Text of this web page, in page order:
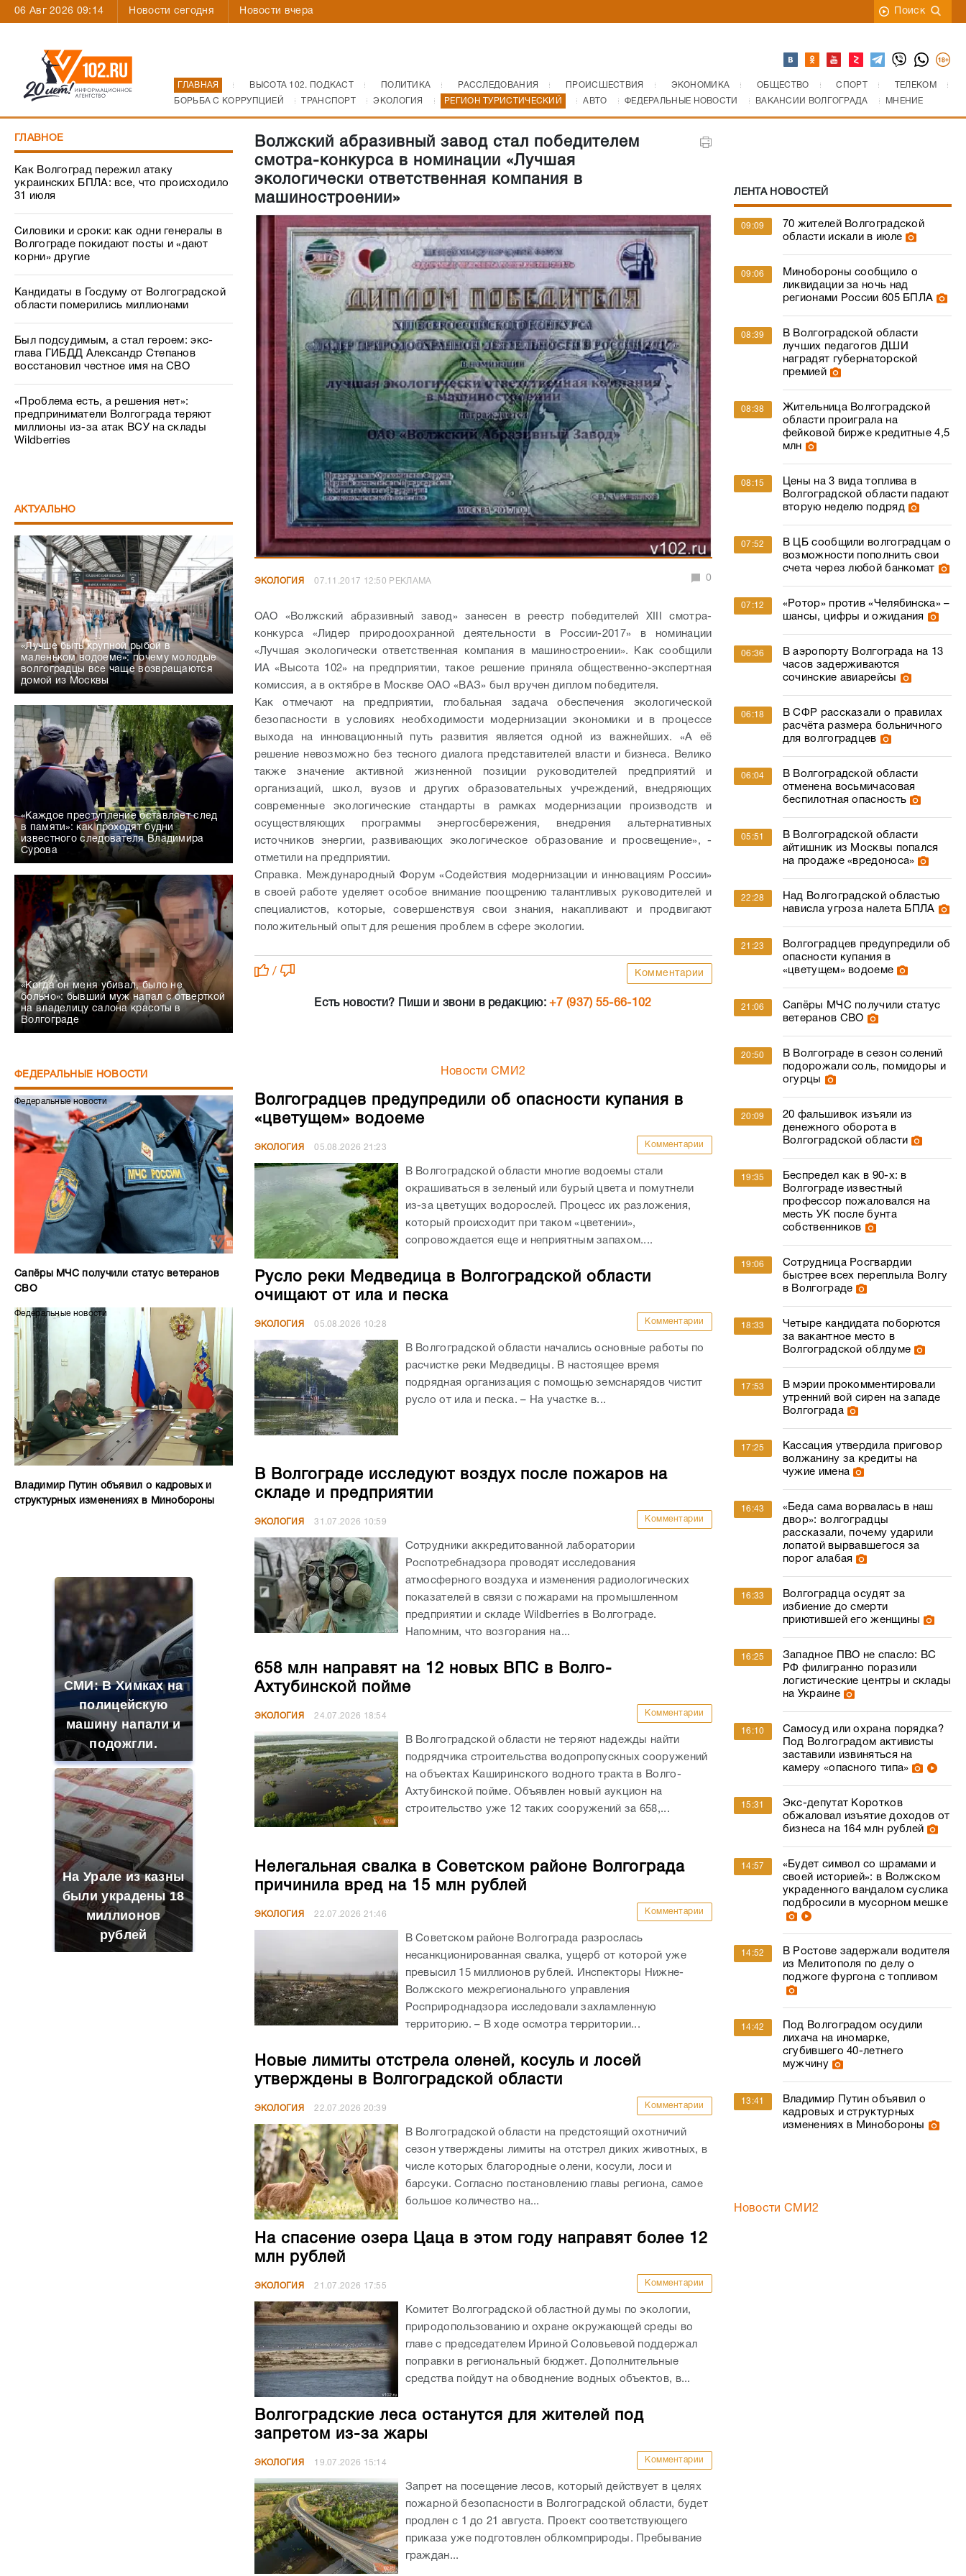
06 Авг 2026 09:14 Новости сегодня Новости вчера Поиск
ГЛАВНАЯ ВЫСОТА 102. ПОДКАСТ ПОЛИТИКА РАССЛЕДОВАНИЯ ПРОИСШЕСТВИЯ ЭКОНОМИКА ОБЩЕСТВО СПОРТ
ТЕЛЕКОМ
БОРЬБА С КОРРУПЦИЕЙ
ТРАНСПОРТ ЭКОЛОГИЯ РЕГИОН ТУРИСТИЧЕСКИЙ АВТО ФЕДЕРАЛЬНЫЕ НОВОСТИ ВАКАНСИИ ВОЛГОГРАДА МНЕНИЕ
ГЛАВНОЕ
Как Волгоград пережил атаку
украинских БПЛА: все, что происходило
31 июля
Силовики и сроки: как одни генералы в
Волгограде покидают посты и «дают
корни» другие
Кандидаты в Госдуму от Волгоградской
области померились миллионами
Был подсудимым, а стал героем: экс-
глава ГИБДД Александр Степанов
восстановил честное имя на СВО
«Проблема есть, а решения нет»:
предприниматели Волгограда теряют
миллионы из-за атак ВСУ на склады
Wildberries
АКТУАЛЬНО
«Лучше быть крупной рыбой в
маленьком водоеме»: почему молодые
волгоградцы все чаще возвращаются
домой из Москвы
«Каждое преступление оставляет след
в памяти»: как проходят будни
известного следователя Владимира
Сурова
«Когда он меня убивал, было не
больно»: бывший муж напал с отверткой
на владелицу салона красоты в
Волгограде
ФЕДЕРАЛЬНЫЕ НОВОСТИ
Федеральные новости
Сапёры МЧС получили статус ветеранов
СВО
Федеральные новости
Владимир Путин объявил о кадровых и
структурных изменениях в Минобороны
СМИ: В Химках на
полицейскую
машину напали и
подожгли.
На Урале из казны
были украдены 18
миллионов
рублей
Волжский абразивный завод стал победителем
смотра-конкурса в номинации «Лучшая
экологически ответственная компания в
машиностроении»
ЭКОЛОГИЯ 07.11.2017 12:50 РЕКЛАМА 0
ОАО «Волжский абразивный завод» занесен в реестр победителей XIII смотра-
конкурса «Лидер природоохранной деятельности в России-2017» в номинации
«Лучшая экологически ответственная компания в машиностроении». Как сообщили
ИА «Высота 102» на предприятии, такое решение приняла общественно-экспертная
комиссия, а в октябре в Москве ОАО «ВАЗ» был вручен диплом победителя.
Как отмечают на предприятии, глобальная задача обеспечения экологической
безопасности в условиях необходимости модернизации экономики и в процессе
выхода на инновационный путь развития является одной из важнейших. «А её
решение невозможно без тесного диалога представителей власти и бизнеса. Велико
также значение активной жизненной позиции руководителей предприятий и
организаций, школ, вузов и других образовательных учреждений, внедряющих
современные экологические стандарты в рамках модернизации производств и
осуществляющих программы энергосбережения, внедрения альтернативных
источников энергии, развивающих экологическое образование и просвещение», -
отметили на предприятии.
Справка. Международный Форум «Содействия модернизации и инновациям России»
в своей работе уделяет особое внимание поощрению талантливых руководителей и
специалистов, которые, совершенствуя свои знания, накапливают и продвигают
положительный опыт для решения проблем в сфере экологии.
/ Комментарии
Есть новости? Пиши и звони в редакцию:+7 (937) 55-66-102
Новости СМИ2
Волгоградцев предупредили об опасности купания в
«цветущем» водоеме
ЭКОЛОГИЯ 05.08.2026 21:23 Комментарии
В Волгоградской области многие водоемы стали
окрашиваться в зеленый или бурый цвета и помутнели
из-за цветущих водорослей. Процесс их разложения,
который происходит при таком «цветении»,
сопровождается еще и неприятным запахом....
Русло реки Медведица в Волгоградской области
очищают от ила и песка
ЭКОЛОГИЯ 05.08.2026 10:28 Комментарии
В Волгоградской области начались основные работы по
расчистке реки Медведицы. В настоящее время
подрядная организация с помощью земснарядов чистит
русло от ила и песка. – На участке в...
В Волгограде исследуют воздух после пожаров на
складе и предприятии
ЭКОЛОГИЯ 31.07.2026 10:59 Комментарии
Сотрудники аккредитованной лаборатории
Роспотребнадзора проводят исследования
атмосферного воздуха и изменения радиологических
показателей в связи с пожарами на промышленном
предприятии и складе Wildberries в Волгограде.
Напомним, что возгорания на...
658 млн направят на 12 новых ВПС в Волго-
Ахтубинской пойме
ЭКОЛОГИЯ 24.07.2026 18:54 Комментарии
В Волгоградской области не теряют надежды найти
подрядчика строительства водопропускных сооружений
на объектах Каширинского водного тракта в Волго-
Ахтубинской пойме. Объявлен новый аукцион на
строительство уже 12 таких сооружений за 658,...
Нелегальная свалка в Советском районе Волгограда
причинила вред на 15 млн рублей
ЭКОЛОГИЯ 22.07.2026 21:46 Комментарии
В Советском районе Волгограда разрослась
несанкционированная свалка, ущерб от которой уже
превысил 15 миллионов рублей. Инспекторы Нижне-
Волжского межрегионального управления
Росприроднадзора исследовали захламленную
территорию. – В ходе осмотра территории...
Новые лимиты отстрела оленей, косуль и лосей
утверждены в Волгоградской области
ЭКОЛОГИЯ 22.07.2026 20:39 Комментарии
В Волгоградской области на предстоящий охотничий
сезон утверждены лимиты на отстрел диких животных, в
числе которых благородные олени, косули, лоси и
барсуки. Согласно постановлению главы региона, самое
большое количество на...
На спасение озера Цаца в этом году направят более 12
млн рублей
ЭКОЛОГИЯ 21.07.2026 17:55 Комментарии
Комитет Волгоградской областной думы по экологии,
природопользованию и охране окружающей среды во
главе с председателем Ириной Соловьевой поддержал
поправки в региональный бюджет. Дополнительные
средства пойдут на обводнение водных объектов, в...
Волгоградские леса останутся для жителей под
запретом из-за жары
ЭКОЛОГИЯ 19.07.2026 15:14 Комментарии
Запрет на посещение лесов, который действует в целях
пожарной безопасности в Волгоградской области, будет
продлен с 1 до 21 августа. Проект соответствующего
приказа уже подготовлен облкомприроды. Пребывание
граждан...
ЛЕНТА НОВОСТЕЙ
09:09
70 жителей Волгоградской
области искали в июле
09:06
Минобороны сообщило о
ликвидации за ночь над
регионами России 605 БПЛА
08:39
В Волгоградской области
лучших педагогов ДШИ
наградят губернаторской
премией
08:38
Жительница Волгоградской
области проиграла на
фейковой бирже кредитные 4,5
млн
08:15
Цены на 3 вида топлива в
Волгоградской области падают
вторую неделю подряд
07:52
В ЦБ сообщили волгоградцам о
возможности пополнить свои
счета через любой банкомат
07:12
«Ротор» против «Челябинска» –
шансы, цифры и ожидания
06:36
В аэропорту Волгограда на 13
часов задерживаются
сочинские авиарейсы
06:18
В СФР рассказали о правилах
расчёта размера больничного
для волгоградцев
06:04
В Волгоградской области
отменена восьмичасовая
беспилотная опасность
05:51
В Волгоградской области
айтишник из Москвы попался
на продаже «вредоноса»
22:28
Над Волгоградской областью
нависла угроза налета БПЛА
21:23
Волгоградцев предупредили об
опасности купания в
«цветущем» водоеме
21:06
Сапёры МЧС получили статус
ветеранов СВО
20:50
В Волгограде в сезон солений
подорожали соль, помидоры и
огурцы
20:09
20 фальшивок изъяли из
денежного оборота в
Волгоградской области
19:35
Беспредел как в 90-х: в
Волгограде известный
профессор пожаловался на
месть УК после бунта
собственников
19:06
Сотрудница Росгвардии
быстрее всех переплыла Волгу
в Волгограде
18:33
Четыре кандидата поборются
за вакантное место в
Волгоградской облдуме
17:53
В мэрии прокомментировали
утренний вой сирен на западе
Волгограда
17:25
Кассация утвердила приговор
волжанину за кредиты на
чужие имена
16:43
«Беда сама ворвалась в наш
двор»: волгоградцы
рассказали, почему ударили
лопатой вырвавшегося за
порог алабая
16:33
Волгоградца осудят за
избиение до смерти
приютившей его женщины
16:25
Западное ПВО не спасло: ВС
РФ филигранно поразили
логистические центры и склады
на Украине
16:10
Самосуд или охрана порядка?
Под Волгоградом активисты
заставили извиняться на
камеру «опасного типа»
15:31
Экс-депутат Коротков
обжаловал изъятие доходов от
бизнеса на 164 млн рублей
14:57
«Будет символ со шрамами и
своей историей»: в Волжском
украденного вандалом суслика
подбросили в мусорном мешке
14:52
В Ростове задержали водителя
из Мелитополя по делу о
поджоге фургона с топливом
14:42
Под Волгоградом осудили
лихача на иномарке,
сгубившего 40-летнего
мужчину
13:41
Владимир Путин объявил о
кадровых и структурных
изменениях в Минобороны
Новости СМИ2